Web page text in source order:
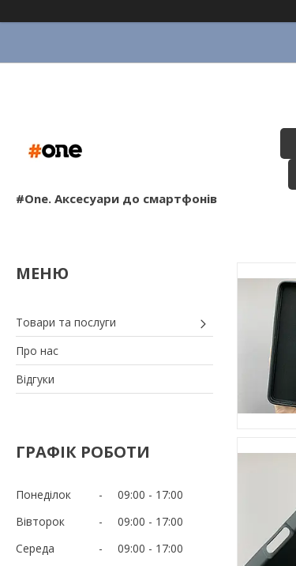
#One. Аксесуари до смартфонів
Товари та послуги
Про нас
Відгуки
ГРАФІК РОБОТИ
Понеділок 09:00
17:00
Вівторок
09:00
17:00
Середа
09:00
17:00